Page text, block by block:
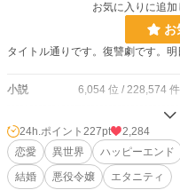
お気に入りに追
お
タイトル通りです。復讐劇です。明
小説 6,054 位 / 228,574 件
2,925 位 / 66,310 件
お気に入り 178
24h.ポイント 227 pt
24h.ポイント 227pt
2,284
恋愛
異世界 ハッピーエンド
結婚
悪役令嬢 エタニティ